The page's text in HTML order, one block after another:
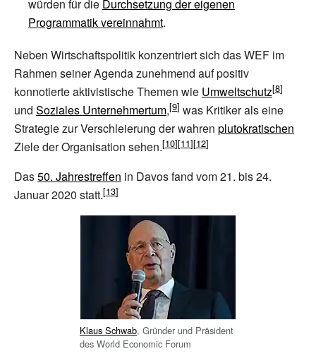
würden für die Durchsetzung der eigenen
Programmatik vereinnahmt.
Neben Wirtschaftspolitik konzentriert sich das WEF im
Rahmen seiner Agenda zunehmend auf positiv
konnotierte aktivistische Themen wie Umweltschutz
und Soziales Unternehmertum,
was Kritiker als eine
Strategie zur Verschleierung der wahren plutokratischen
Ziele der Organisation sehen.
Das50. Jahrestreffen in Davos fand vom 21. bis 24.
Januar 2020 statt.
Klaus Schwab, Gründer und Präsident
des World Economic Forum